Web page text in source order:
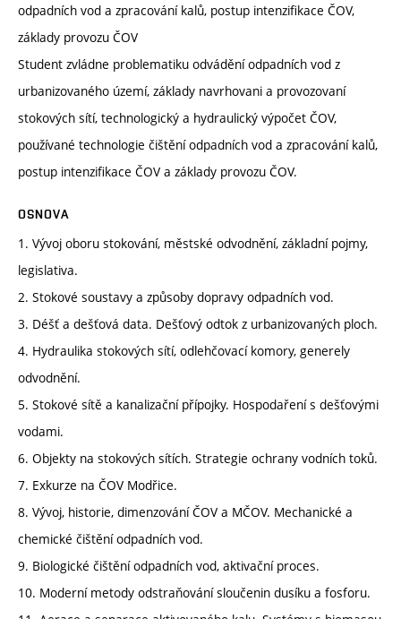
odpadních vod a zpracování kalů, postup intenzifikace ČOV,
základy provozu ČOV
Student zvládne problematiku odvádění odpadních vod z
urbanizovaného území, základy navrhovani a provozovaní
stokových sítí, technologický a hydraulický výpočet ČOV,
používané technologie čištění odpadních vod a zpracování kalů,
postup intenzifikace ČOV a základy provozu ČOV.
OSNOVA
1. Vývoj oboru stokování, městské odvodnění, základní pojmy,
legislativa.
2. Stokové soustavy a způsoby dopravy odpadních vod.
3. Déšť a dešťová data. Dešťový odtok z urbanizovaných ploch.
4. Hydraulika stokových sítí, odlehčovací komory, generely
odvodnění.
5. Stokové sítě a kanalizační přípojky. Hospodaření s dešťovými
vodami.
6. Objekty na stokových sítích. Strategie ochrany vodních toků.
7. Exkurze na ČOV Modřice.
8. Vývoj, historie, dimenzování ČOV a MČOV. Mechanické a
chemické čištění odpadních vod.
9. Biologické čištění odpadních vod, aktivační proces.
10. Moderní metody odstraňování sloučenin dusíku a fosforu.